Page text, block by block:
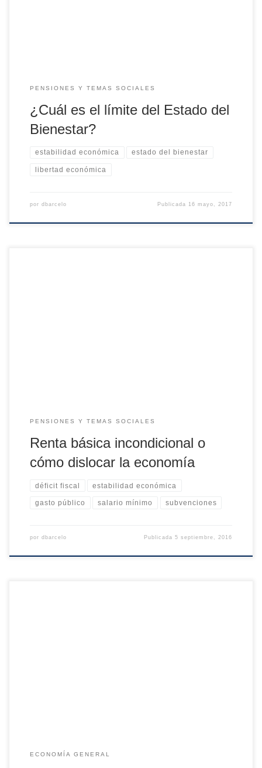
PENSIONES Y TEMAS SOCIALES
¿Cuál es el límite del Estado del
Bienestar?
estabilidad económica estado del bienestar
libertad económica
por dbarcelo Publicada 16 mayo, 2017
PENSIONES Y TEMAS SOCIALES
Renta básica incondicional o
cómo dislocar la economía
déficit fiscal estabilidad económica
gasto público salario mínimo subvenciones
por dbarcelo Publicada5 septiembre, 2016
ECONOMÍA GENERAL